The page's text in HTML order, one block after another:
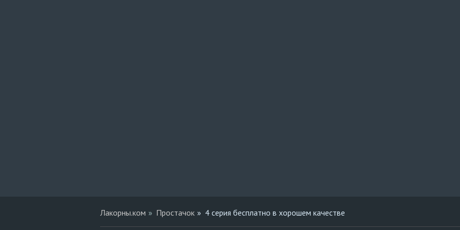
Лакорны.ком Простачок 4 серия бесплатно в хорошем качестве